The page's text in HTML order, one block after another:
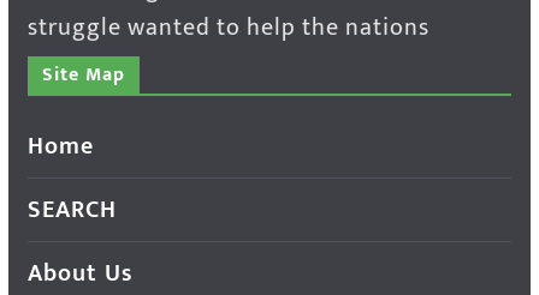
struggle wanted to help the nations
Site Map
Home
SEARCH
About Us